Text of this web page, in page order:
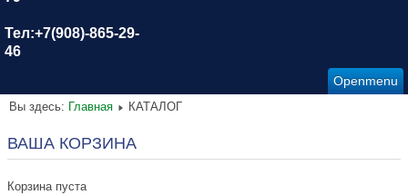
Тел:+7(908)-865-29-
46
Openmenu
Вы здесь: Главная КАТАЛОГ
ВАША КОРЗИНА
Корзина пуста